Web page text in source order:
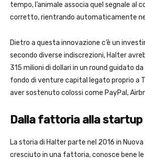
tempo, l’animale associa quel segnale al
corretto, rientrando automaticamente
Dietro a questa innovazione c’è un
secondo diverse indiscrezioni, Halter
315 milioni di dollari in un round guidato da
fondo di venture capital legato proprio a
aver sostenuto colossi come PayPal,
Dalla fattoria alla startup
La storia di Halter parte nel 2016 in
cresciuto in una fattoria, conosce bene